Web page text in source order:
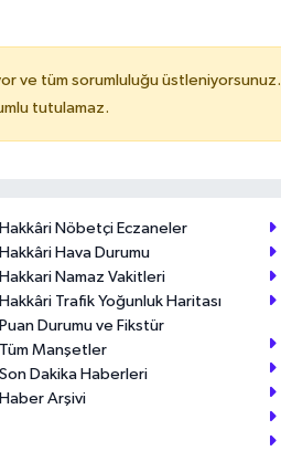
ve tüm sorumluluğu üstleniyorsunuz.
tutulamaz.
Hakkâri Nöbetçi Eczaneler
Hakkâri Hava Durumu
Hakkari Namaz Vakitleri
Hakkâri Trafik Yoğunluk Haritası
Puan Durumu ve Fikstür
Tüm Manşetler
Son Dakika Haberleri
Haber Arşivi